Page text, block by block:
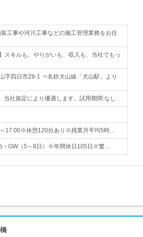
工事や河川工事などの施工管理業務をお任
スキルも、やりがいも、収入も、当社でもっ
字四日市28-1 ⇒名鉄犬山線「犬山駅」より
社規定により優遇します。試用期間:なし
～17:00※休憩120分あり※残業月平均5時…
・GW（5～8日）※年間休日105日※繁…